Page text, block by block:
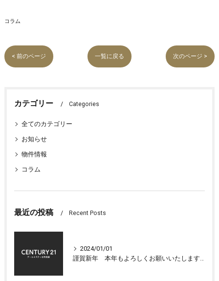
コラム
< 前のページ 一覧に戻る 次のページ >
カテゴリー Categories
全てのカテゴリー
お知らせ
物件情報
コラム
最近の投稿 Recent Posts
2024/01/01
謹賀新年 本年もよろしくお願いいたします 大津市センチュリー21アールエスティ住宅流通